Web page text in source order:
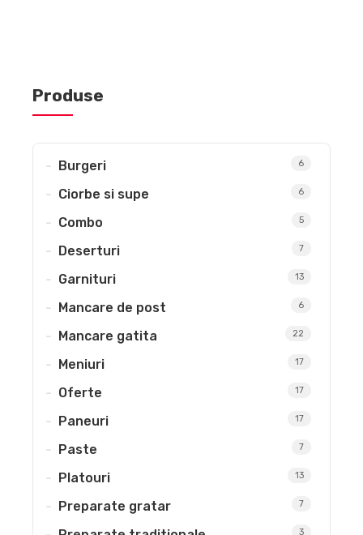
Produse
Burgeri 6
Ciorbe si supe 6
Combo 5
Deserturi 7
Garnituri 13
Mancare de post 6
Mancare gatita 22
Meniuri 17
Oferte 17
Paneuri 17
Paste 7
Platouri 13
Preparate gratar 7
3